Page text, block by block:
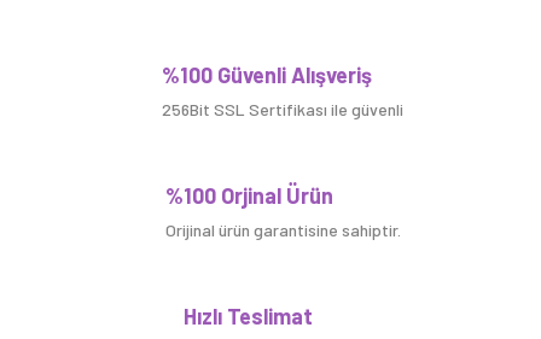
Yorum Yaz
%100 Güvenli Alışveriş
256Bit SSL Sertifikası ile güvenli
%100 Orjinal Ürün
Orijinal ürün garantisine sahiptir.
Hızlı Teslimat